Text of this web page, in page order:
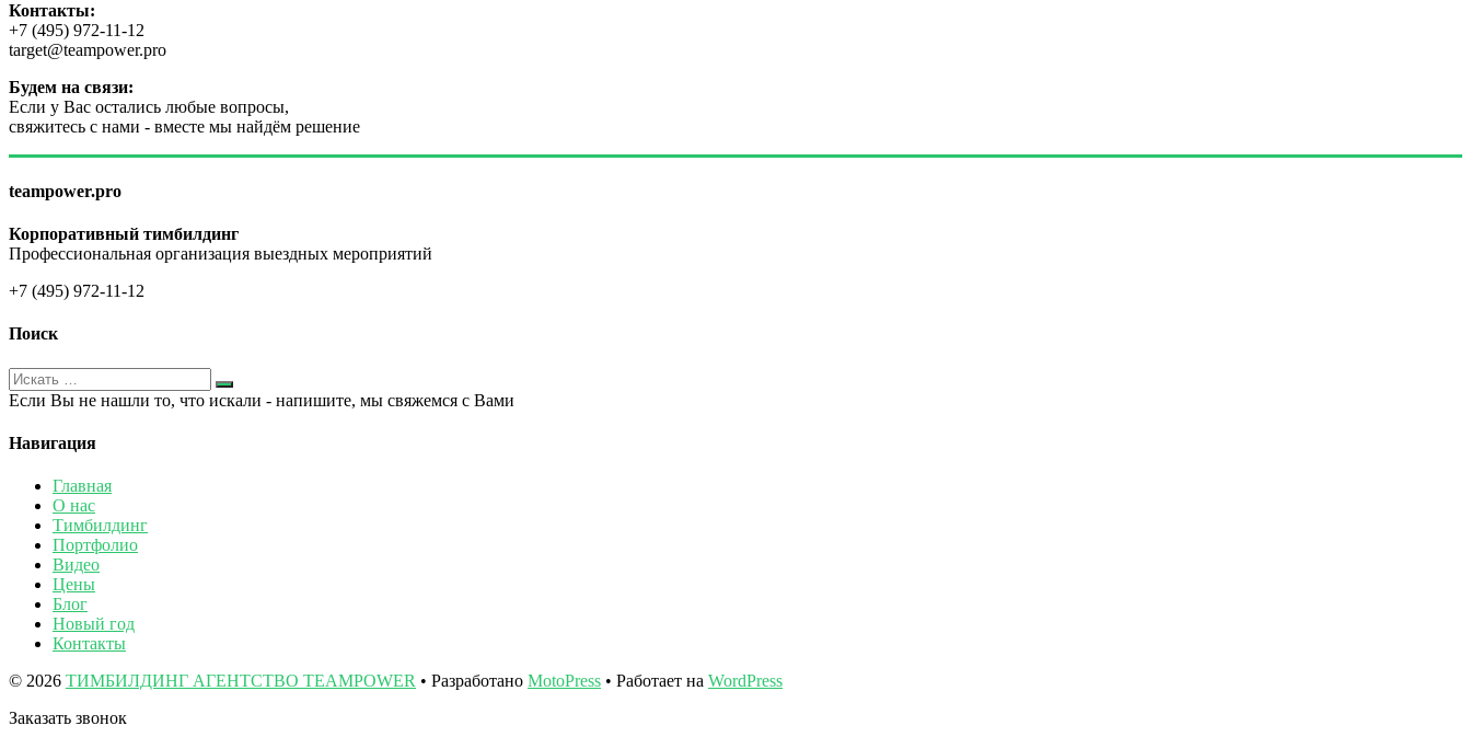
Контакты:
+7 (495) 972-11-12
target@teampower.pro
Будем на связи:
Если у Вас остались любые вопросы,
свяжитесь с нами - вместе мы найдём решение
teampower.pro
Корпоративный тимбилдинг
Профессиональная организация выездных мероприятий
+7 (495) 972-11-12
Поиск
Если Вы не нашли то, что искали - напишите, мы свяжемся с Вами
Навигация
Главная
О нас
Тимбилдинг
Портфолио
Видео
Цены
Блог
Новый год
Контакты
© 2026 ТИМБИЛДИНГ АГЕНТСТВО TEAMPOWER • Разработано MotoPress • Работает на WordPress
Заказать звонок